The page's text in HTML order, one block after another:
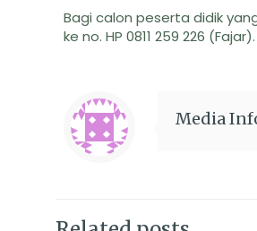
Bagi calon peserta didik
ke no. HP 0811 259 226
Media